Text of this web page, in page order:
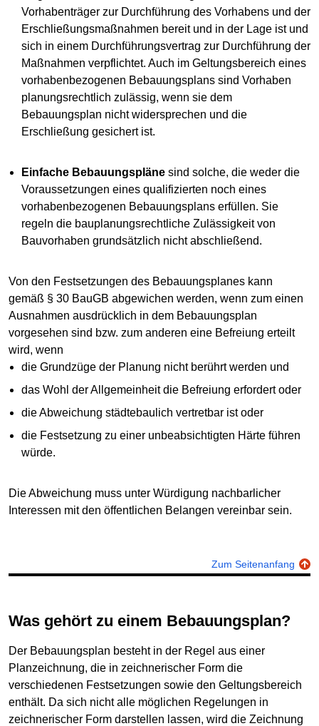
Vorhabenträger zur Durchführung des Vorhabens und der
Erschließungsmaßnahmen bereit und in der Lage ist und
sich in einem Durchführungsvertrag zur Durchführung der
Maßnahmen verpflichtet. Auch im Geltungsbereich eines
vorhabenbezogenen Bebauungsplans sind Vorhaben
planungsrechtlich zulässig, wenn sie dem
Bebauungsplan nicht widersprechen und die
Erschließung gesichert ist.
Einfache Bebauungsplänesind solche, die weder die
Voraussetzungen eines qualifizierten noch eines
vorhabenbezogenen Bebauungsplans erfüllen. Sie
regeln die bauplanungsrechtliche Zulässigkeit von
Bauvorhaben grundsätzlich nicht abschließend.
Von den Festsetzungen des Bebauungsplanes kann
gemäß § 30 BauGB abgewichen werden, wenn zum einen
Ausnahmen ausdrücklich in dem Bebauungsplan
vorgesehen sind bzw. zum anderen eine Befreiung erteilt
wird, wenn
die Grundzüge der Planung nicht berührt werden und
das Wohl der Allgemeinheit die Befreiung erfordert oder
die Abweichung städtebaulich vertretbar ist oder
die Festsetzung zu einer unbeabsichtigten Härte führen
würde.
Die Abweichung muss unter Würdigung nachbarlicher
Interessen mit den öffentlichen Belangen vereinbar sein.
Zum Seitenanfang
Was gehört zu einem Bebauungsplan?
Der Bebauungsplan besteht in der Regel aus einer
Planzeichnung, die in zeichnerischer Form die
verschiedenen Festsetzungen sowie den Geltungsbereich
enthält. Da sich nicht alle möglichen Regelungen in
zeichnerischer Form darstellen lassen, wird die Zeichnung